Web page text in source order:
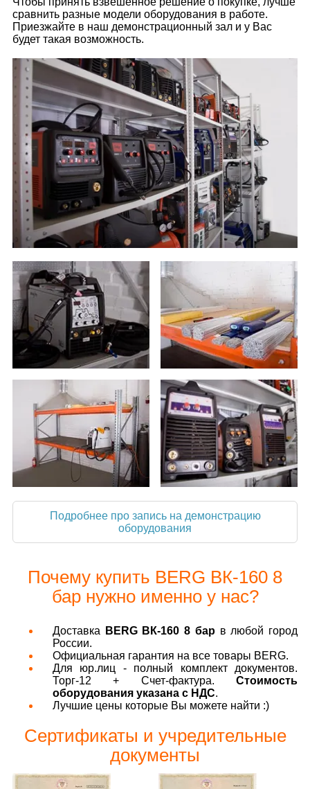
сравнить разные модели оборудования в работе.
Приезжайте в наш демонстрационный зал и у Вас
будет такая возможность.
Подробнее про запись на демонстрацию
оборудования
Почему купить BERG ВК-160 8
бар нужно именно у нас?
Доставка BERG ВК-160 8 барв любой город
России.
Официальная гарантия на все товары BERG.
Для юр.лиц - полный комплект документов.
Торг-12 + Счет-фактура. Стоимость
оборудования указана с НДС.
Лучшие цены которые Вы можете найти :)
Сертификаты и учредительные
документы